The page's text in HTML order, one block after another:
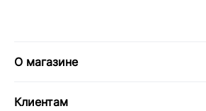
О магазине
Клиентам